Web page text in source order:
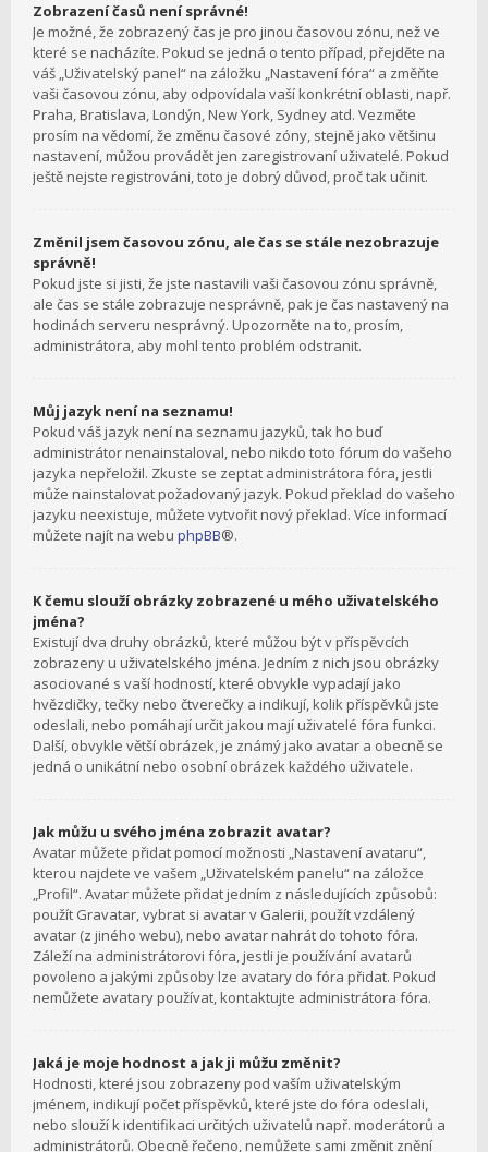
Zobrazení časů není správné!
Je možné, že zobrazený čas je pro jinou časovou zónu, než ve
které se nacházíte. Pokud se jedná o tento případ, přejděte na
váš „Uživatelský panel“ na záložku „Nastavení fóra“ a změňte
vaši časovou zónu, aby odpovídala vaší konkrétní oblasti, např.
Praha, Bratislava, Londýn, New York, Sydney atd. Vezměte
prosím na vědomí, že změnu časové zóny, stejně jako většinu
nastavení, můžou provádět jen zaregistrovaní uživatelé. Pokud
ještě nejste registrováni, toto je dobrý důvod, proč tak učinit.
Změnil jsem časovou zónu, ale čas se stále nezobrazuje
správně!
Pokud jste si jisti, že jste nastavili vaši časovou zónu správně,
ale čas se stále zobrazuje nesprávně, pak je čas nastavený na
hodinách serveru nesprávný. Upozorněte na to, prosím,
administrátora, aby mohl tento problém odstranit.
Můj jazyk není na seznamu!
Pokud váš jazyk není na seznamu jazyků, tak ho buď
administrátor nenainstaloval, nebo nikdo toto fórum do vašeho
jazyka nepřeložil. Zkuste se zeptat administrátora fóra, jestli
může nainstalovat požadovaný jazyk. Pokud překlad do vašeho
jazyku neexistuje, můžete vytvořit nový překlad. Více informací
můžete najít na webu phpBB®.
K čemu slouží obrázky zobrazené u mého uživatelského
jména?
Existují dva druhy obrázků, které můžou být v příspěvcích
zobrazeny u uživatelského jména. Jedním z nich jsou obrázky
asociované s vaší hodností, které obvykle vypadají jako
hvězdičky, tečky nebo čtverečky a indikují, kolik příspěvků jste
odeslali, nebo pomáhají určit jakou mají uživatelé fóra funkci.
Další, obvykle větší obrázek, je známý jako avatar a obecně se
jedná o unikátní nebo osobní obrázek každého uživatele.
Jak můžu u svého jména zobrazit avatar?
Avatar můžete přidat pomocí možnosti „Nastavení avataru“,
kterou najdete ve vašem „Uživatelském panelu“ na záložce
„Profil“. Avatar můžete přidat jedním z následujících způsobů:
použít Gravatar, vybrat si avatar v Galerii, použít vzdálený
avatar (z jiného webu), nebo avatar nahrát do tohoto fóra.
Záleží na administrátorovi fóra, jestli je používání avatarů
povoleno a jakými způsoby lze avatary do fóra přidat. Pokud
nemůžete avatary používat, kontaktujte administrátora fóra.
Jaká je moje hodnost a jak ji můžu změnit?
Hodnosti, které jsou zobrazeny pod vaším uživatelským
jménem, indikují počet příspěvků, které jste do fóra odeslali,
nebo slouží k identifikaci určitých uživatelů např. moderátorů a
administrátorů. Obecně řečeno, nemůžete sami změnit znění